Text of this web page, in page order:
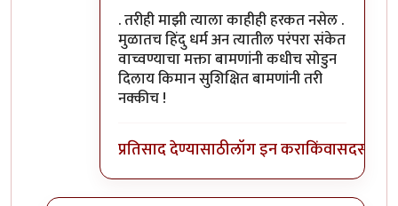
. तरीही माझी त्याला काहीही हरकत नसेल .
मुळातच हिंदु धर्म अन त्यातील परंपरा संकेत
वाच्वण्याचा मक्ता बामणांनी कधीच सोडुन
दिलाय किमान सुशिक्षित बामणांनी तरी
नक्कीच !
प्रतिसाद देण्यासाठीलॉग इन कराकिंवासदस्य व्हा